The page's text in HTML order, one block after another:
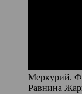
Меркурий.
Равнина